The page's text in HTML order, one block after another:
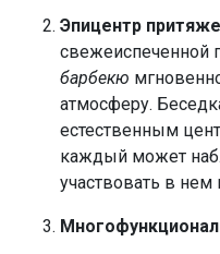
Эпицентр
свежеиспеченной
барбекю
атмосферу.
естественным
каждый может
участвовать в